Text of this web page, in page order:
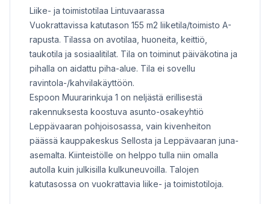
Liike- ja toimistotilaa Lintuvaarassa
Vuokrattavissa katutason 155 m2 liiketila/toimisto A-
rapusta. Tilassa on avotilaa, huoneita, keittiö,
taukotila ja sosiaalitilat. Tila on toiminut päiväkotina ja
pihalla on aidattu piha-alue. Tila ei sovellu
ravintola-/kahvilakäyttöön.
Espoon Muurarinkuja 1 on neljästä erillisestä
rakennuksesta koostuva asunto-osakeyhtiö
Leppävaaran pohjoisosassa, vain kivenheiton
päässä kauppakeskus Sellosta ja Leppävaaran juna-
asemalta. Kiinteistölle on helppo tulla niin omalla
autolla kuin julkisilla kulkuneuvoilla. Talojen
katutasossa on vuokrattavia liike- ja toimistotiloja.